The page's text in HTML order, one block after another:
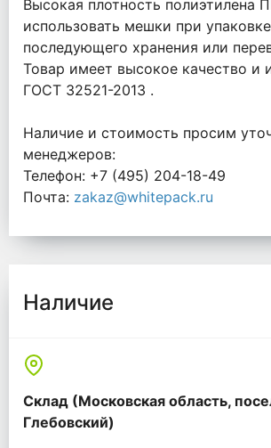
Высокая плотность полиэтилена
использовать мешки при
последующего хранения или
Товар имеет высокое качество и
ГОСТ 32521-2013 .
Наличие и стоимость просим
менеджеров:
Телефон: +7 (495) 204-18-49
Почта: zakaz@whitepack.ru
Наличие
Склад (Московская область,
Глебовский)